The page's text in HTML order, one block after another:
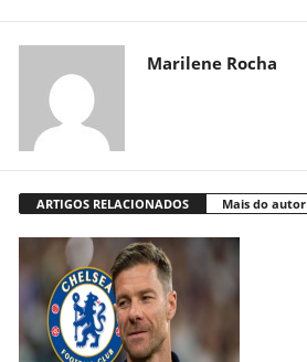
Marilene Rocha
ARTIGOS RELACIONADOS Mais do autor